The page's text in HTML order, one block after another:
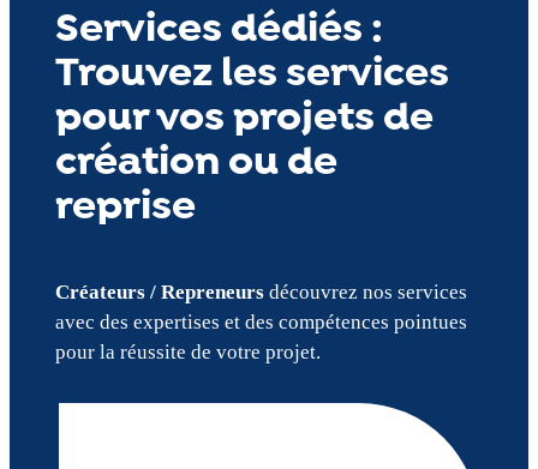
Services dédiés :
Trouvez les services
pour vos projets de
création ou de
reprise
Créateurs / Repreneursdécouvrez nos services
avec des expertises et des compétences pointues
pour la réussite de votre projet.